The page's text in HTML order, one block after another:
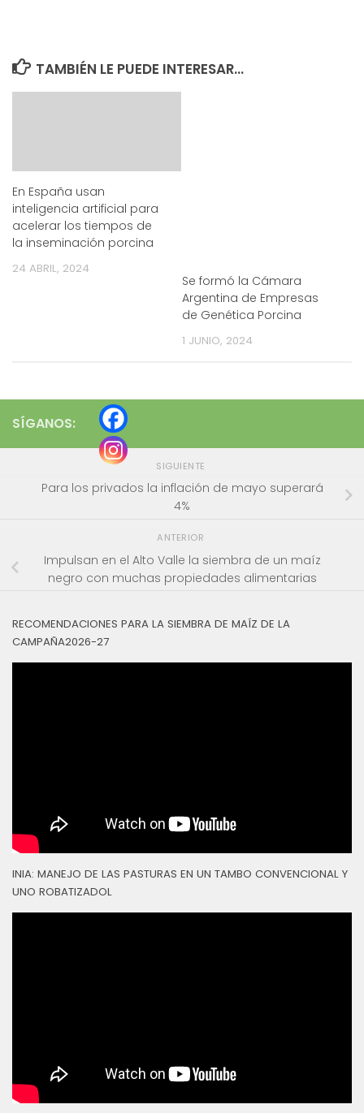
TAMBIÉN LE PUEDE INTERESAR...
En España usan
inteligencia artificial para
acelerar los tiempos de
la inseminación porcina
24 ABRIL, 2024
Se formó la Cámara
Argentina de Empresas
de Genética Porcina
1 JUNIO, 2024
SÍGANOS:
SIGUIENTE
Para los privados la inflación de mayo superará
4%
ANTERIOR
Impulsan en el Alto Valle la siembra de un maíz
negro con muchas propiedades alimentarias
RECOMENDACIONES PARA LA SIEMBRA DE MAÍZ DE LA
CAMPAÑA2026-27
INIA: MANEJO DE LAS PASTURAS EN UN TAMBO CONVENCIONAL Y
UNO ROBATIZADOL